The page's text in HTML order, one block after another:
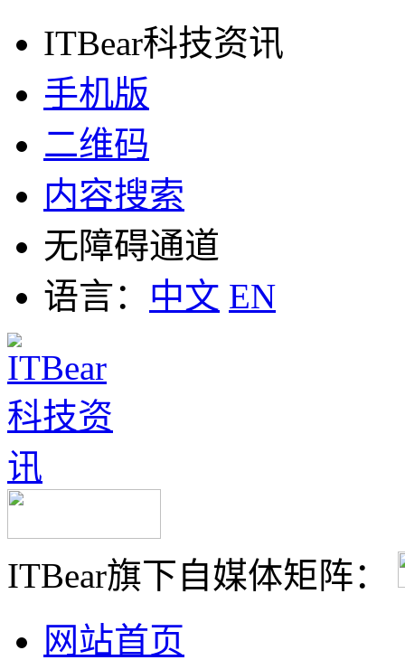
ITBear科技资讯
手机版
二维码
内容搜索
无障碍通道
语言： 中文 EN
ITBear旗下自媒体矩阵：
网站首页